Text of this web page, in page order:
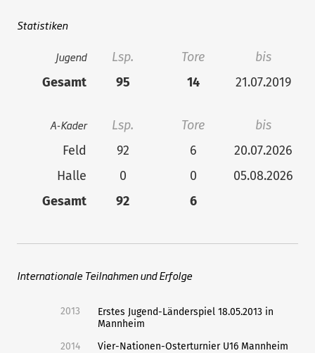
Statistiken
Jugend Lsp. Tore
bis
Gesamt
95 14 21.07.2019
A-Kader Lsp. Tore
bis
Feld
92 6
20.07.2026
Halle
0 0
05.08.2026
Gesamt
92 6
Internationale Teilnahmen und Erfolge
2013
Erstes Jugend-Länderspiel 18.05.2013 in
Mannheim
2014
Vier-Nationen-Osterturnier U16 Mannheim